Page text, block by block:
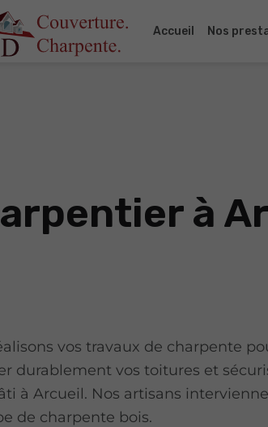
Accueil Nos
à
vos travaux de charpente
durablement vos toitures et
à Arcueil. Nos artisans
de charpente bois.